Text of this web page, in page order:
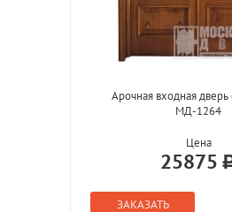
Арочная входная дверь
МД-1264
Цена
25875
ЗАКАЗАТЬ